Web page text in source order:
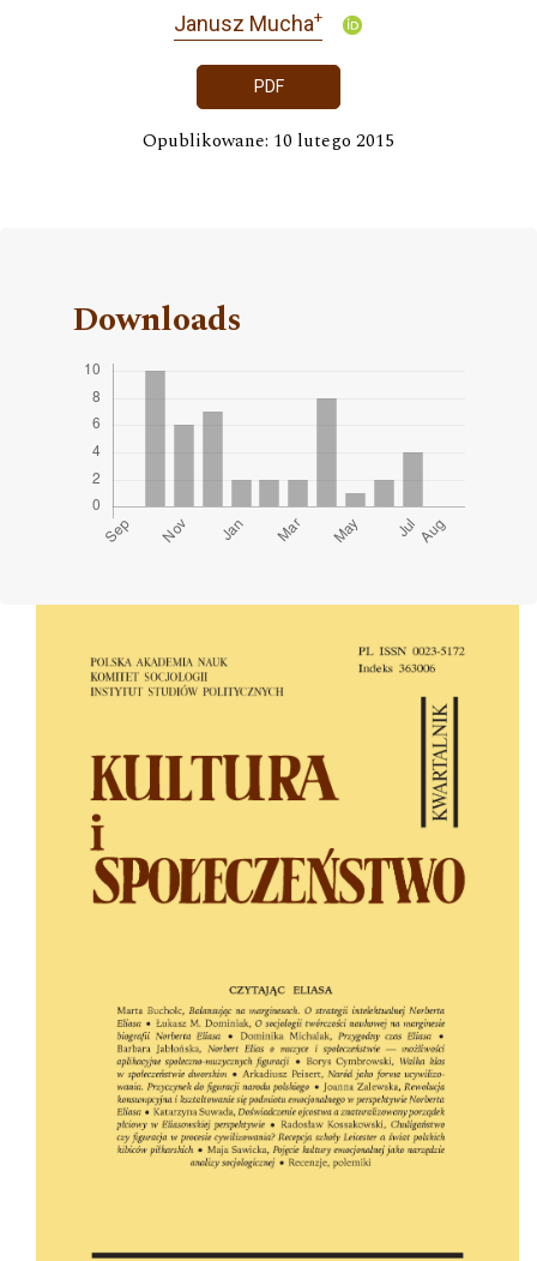
Janusz Mucha+
PDF
Opublikowane: 10 lutego 2015
Downloads